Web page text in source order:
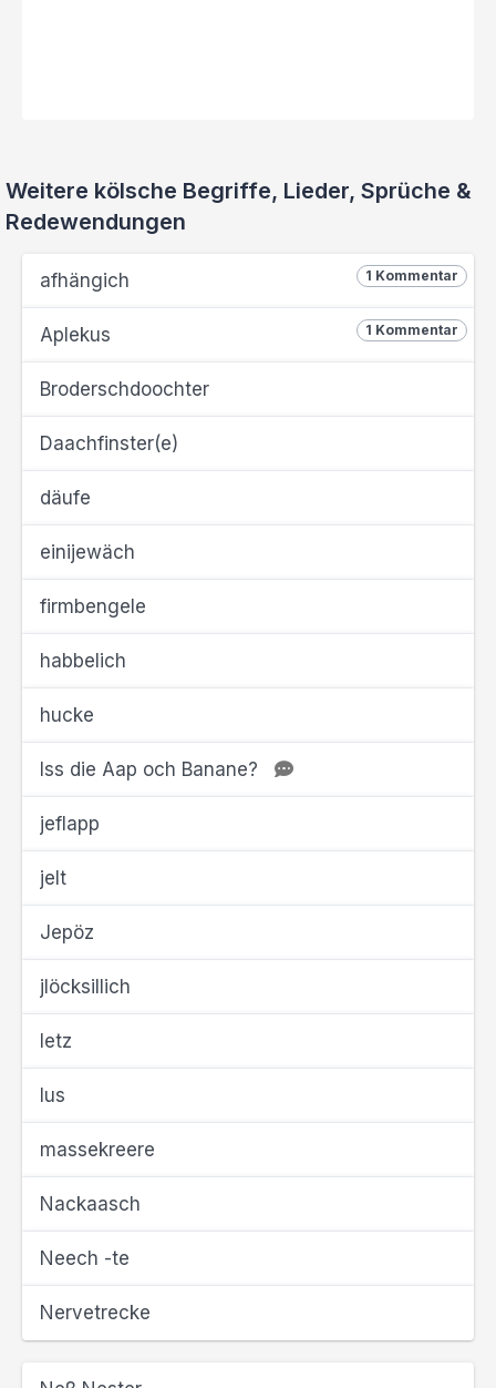
Weitere kölsche Begriffe, Lieder, Sprüche &
Redewendungen
1 Kommentar
afhängich
1 Kommentar
Aplekus
Broderschdoochter
Daachfinster(e)
däufe
einijewäch
firmbengele
habbelich
hucke
Iss die Aap och Banane?
jeflapp
jelt
Jepöz
jlöcksillich
letz
lus
massekreere
Nackaasch
Neech -te
Nervetrecke